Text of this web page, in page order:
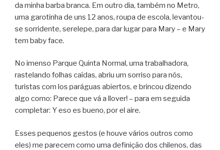
da minha barba branca. Em outro dia, também no Metro,
uma garotinha de uns 12 anos, roupa de escola, levantou-
se sorridente, serelepe, para dar lugar para Mary – e Mary
tem baby face.
No imenso Parque Quinta Normal, uma trabalhadora,
rastelando folhas caídas, abriu um sorriso para nós,
turistas com los paráguas abiertos, e brincou dizendo
algo como: Parece que vá a llover! – para em seguida
completar: Y eso es bueno, por el aire.
Esses pequenos gestos (e houve vários outros como
eles) me parecem como uma definição dos chilenos, das